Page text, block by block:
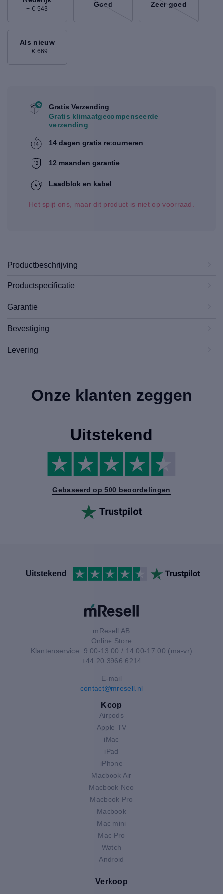
+ € 543
Goed Zeer goed
Als nieuw
+ € 669
Gratis Verzending
Gratis klimaatgecompenseerde
verzending
14 dagen gratis retourneren
12 maanden garantie
Laadblok en kabel
Het spijt ons, maar dit product is niet op voorraad.
Productbeschrijving
Productspecificatie
Garantie
Bevestiging
Levering
Onze klanten zeggen
Uitstekend
Gebaseerd op 500 beoordelingen
Uitstekend
mResell AB
Online Store
Klantenservice: 9:00-13:00 / 14:00-17:00 (ma-vr)
+44 20 3966 6214
E-mail
contact@mresell.nl
Koop
Airpods
Apple TV
iMac
iPad
iPhone
Macbook Air
Macbook Neo
Macbook Pro
Macbook
Mac mini
Mac Pro
Watch
Android
Verkoop